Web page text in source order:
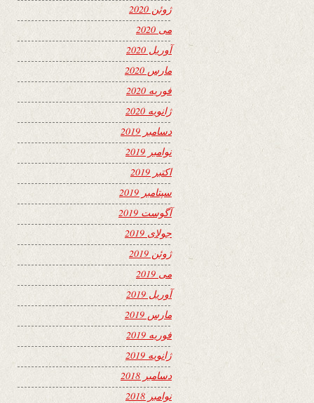
ژوئن 2020
می 2020
آوریل 2020
مارس 2020
فوریه 2020
ژانویه 2020
دسامبر 2019
نوامبر 2019
اکتبر 2019
سپتامبر 2019
آگوست 2019
جولای 2019
ژوئن 2019
می 2019
آوریل 2019
مارس 2019
فوریه 2019
ژانویه 2019
دسامبر 2018
نوامبر 2018